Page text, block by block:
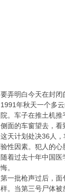
要弄明白今天在封闭
1991年秋天一个多
院。车子在推土机
侧面的车窗望去，看
这天计划处决36人
验性因素。犯人的心
随着过去十年中国
悔。
第一批枪声过后，
样。当第三号尸体被